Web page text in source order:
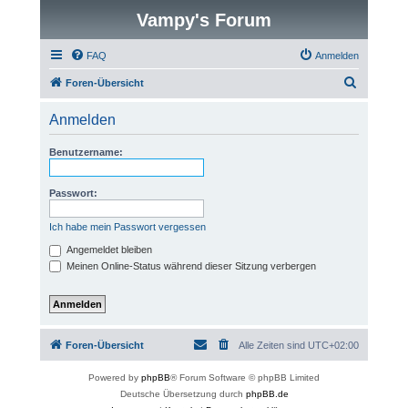
Vampy's Forum
FAQ Anmelden
Foren-Übersicht
Anmelden
Benutzername:
Passwort:
Ich habe mein Passwort vergessen
Angemeldet bleiben
Meinen Online-Status während dieser Sitzung verbergen
Foren-Übersicht Alle Zeiten sind UTC+02:00
Powered by phpBB® Forum Software © phpBB Limited
Deutsche Übersetzung durch phpBB.de